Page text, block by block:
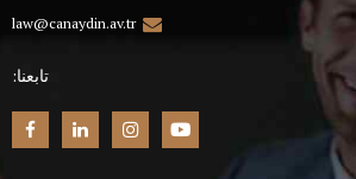
law@canaydin.av.tr
تابعنا: